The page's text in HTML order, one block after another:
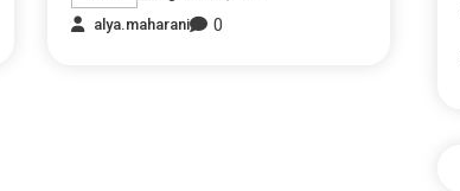
alya.maharani
0